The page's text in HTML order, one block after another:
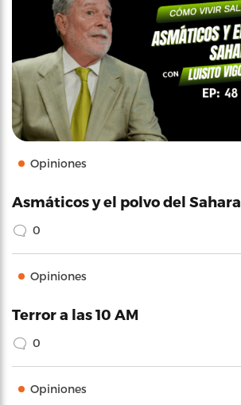
Opiniones
Asmáticos y el polvo del Sahara
0
Opiniones
Terror a las 10 AM
0
Opiniones